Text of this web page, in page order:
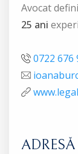
Avocat
25 ani
0722 676